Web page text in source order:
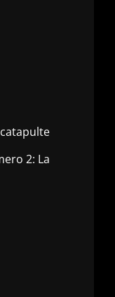
2: La